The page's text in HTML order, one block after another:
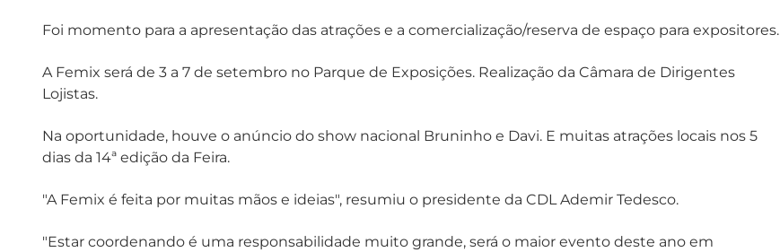
Foi momento para a apresentação das atrações e a comercialização/reserva de espaço para expositores.
A Femix será de 3 a 7 de setembro no Parque de Exposições. Realização da Câmara de Dirigentes
Lojistas.
Na oportunidade, houve o anúncio do show nacional Bruninho e Davi. E muitas atrações locais nos 5
dias da 14ª edição da Feira.
"A Femix é feita por muitas mãos e ideias", resumiu o presidente da CDL Ademir Tedesco.
"Estar coordenando é uma responsabilidade muito grande, será o maior evento deste ano em